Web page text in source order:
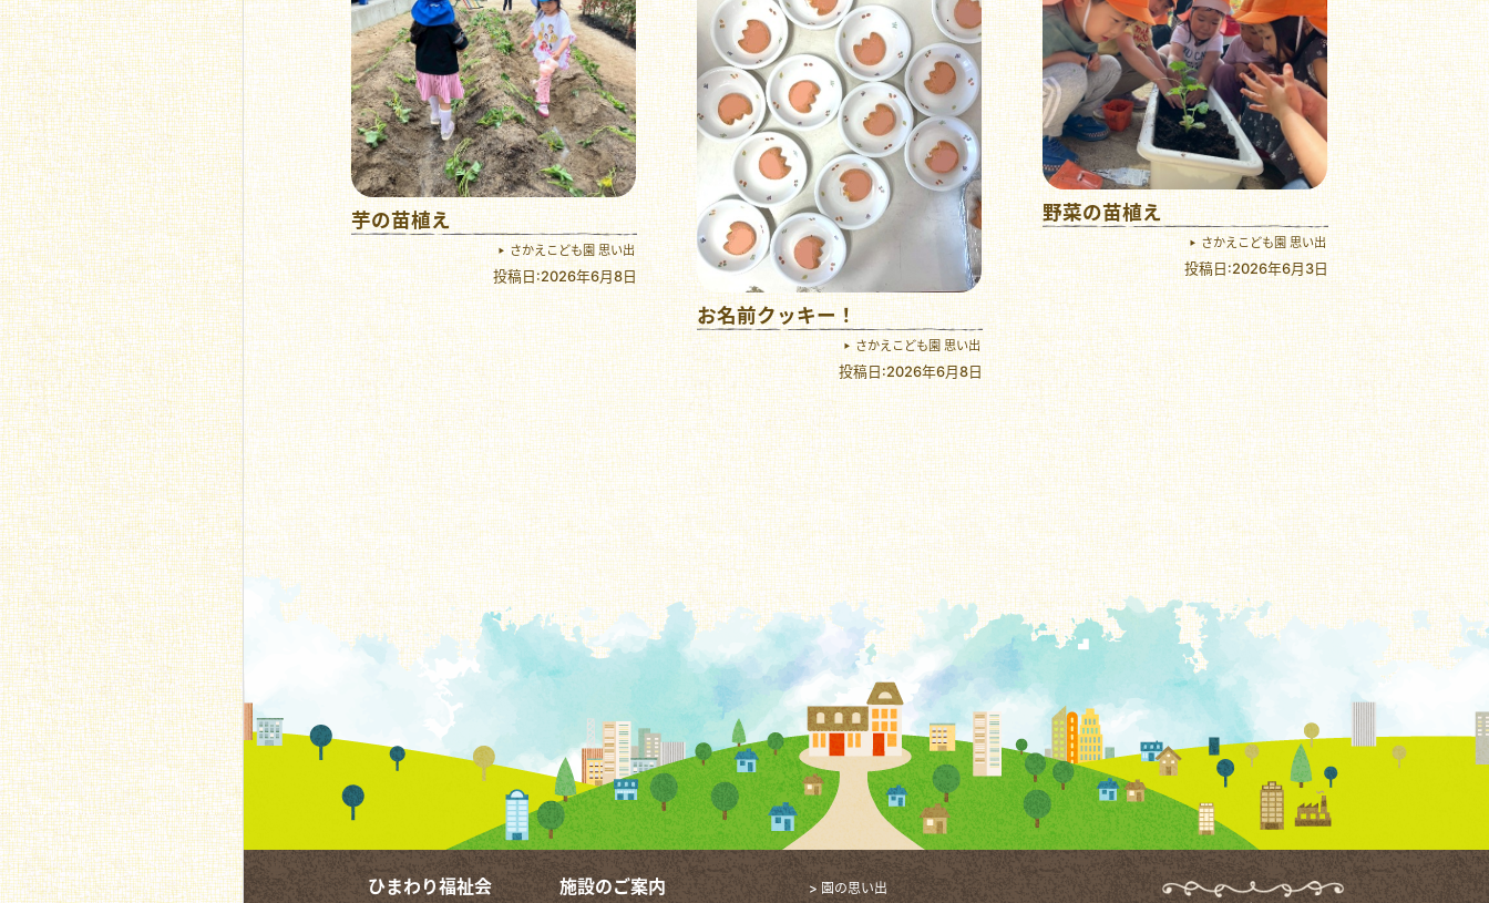
芋の苗植え
さかえこども園 思い出
投稿日:2026年6月8日
お名前クッキー！
さかえこども園 思い出
投稿日:2026年6月8日
野菜の苗植え
さかえこども園 思い出
投稿日:2026年6月3日
ひまわり福祉会 施設のご案内 > 園の思い出